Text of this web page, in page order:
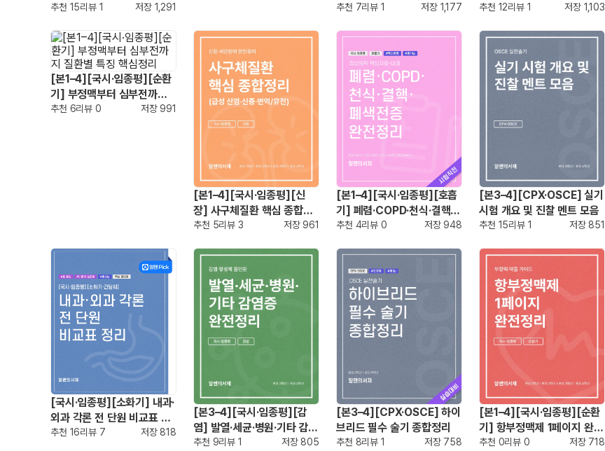
약·부작용 정리
추천 15리뷰 1 저장 1,291
형 완전정리
추천 7리뷰 1 저장 1,177
핵심 포인트 정리
추천 12리뷰 1 저장 1,103
[본1–4][국시·임종평][순환
기] 부정맥부터 심부전까지
질환별 특징 핵심정리
추천 6리뷰 0 저장991
[본1–4][국시·임종평][신
장] 사구체질환 핵심 종합정
리 (급성 신염·신증·면역/유
추천 5리뷰 3 저장961
[본1–4][국시·임종평][호흡
기] 폐렴·COPD·천식·결핵·
폐색전증 완전정리
추천 4리뷰 0 저장948
[본3–4][CPX·OSCE] 실기
시험 개요 및 진찰 멘트 모음
추천 15리뷰 1 저장 851
[국시·임종평][소화기] 내과·
외과 각론 전 단원 비교표 정
리
추천 16리뷰 7 저장 818
[본3–4][국시·임종평][감
염] 발열·세균·병원·기타 감염
증 완전정리
추천 9리뷰 1 저장 805
[본3–4][CPX·OSCE] 하이
브리드 필수 술기 종합정리
추천 8리뷰 1 저장 758
[본1–4][국시·임종평][순환
기] 항부정맥제 1페이지 완전
정리
추천 0리뷰 0 저장 718